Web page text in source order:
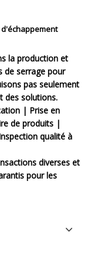
la production et
de serrage pour
pas seulement
des solutions.
| Prise en
de produits |
qualité à
diverses et
pour les